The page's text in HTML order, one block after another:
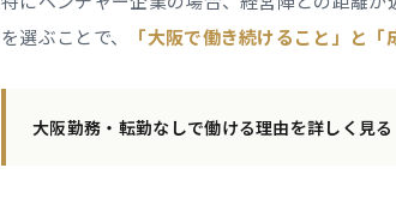
を選ぶことで、
「大阪で働き続けること」と
大阪勤務・転勤なしで働ける理由を詳しく見る